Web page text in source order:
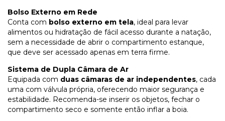
Bolso Externo em Rede
Conta com bolso externo em tela, ideal para levar
alimentos ou hidratação de fácil acesso durante a natação,
sem a necessidade de abrir o compartimento estanque,
que deve ser acessado apenas em terra firme.
Sistema de Dupla Câmara de Ar
Equipada com duas câmaras de ar independentes, cada
uma com válvula própria, oferecendo maior segurança e
estabilidade. Recomenda-se inserir os objetos, fechar o
compartimento seco e somente então inflar a boia.